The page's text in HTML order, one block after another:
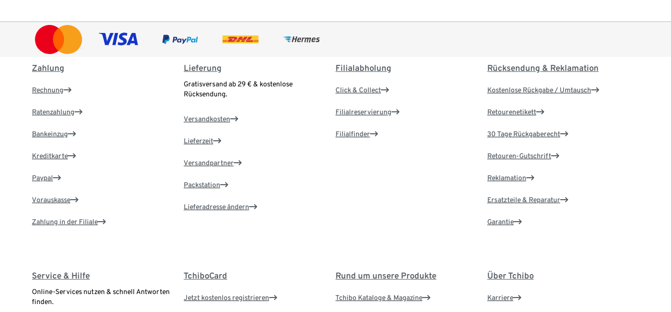
Zahlung
Rechnung
Ratenzahlung
Bankeinzug
Kreditkarte
Paypal
Vorauskasse
Zahlung in der Filiale
Lieferung
Gratisversand ab 29 € & kostenlose
Rücksendung.
Versandkosten
Lieferzeit
Versandpartner
Packstation
Lieferadresse ändern
Filialabholung
Click & Collect
Filialreservierung
Filialfinder
Rücksendung & Reklamation
Kostenlose Rückgabe / Umtausch
Retourenetikett
30 Tage Rückgaberecht
Retouren-Gutschrift
Reklamation
Ersatzteile & Reparatur
Garantie
Service & Hilfe
Online-Services nutzen & schnell Antworten
finden.
TchiboCard
Jetzt kostenlos registrieren
Rund um unsere Produkte
Tchibo Kataloge & Magazine
Über Tchibo
Karriere